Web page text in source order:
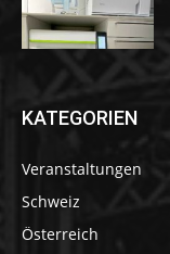
KATEGORIEN
Veranstaltungen
Schweiz
Österreich